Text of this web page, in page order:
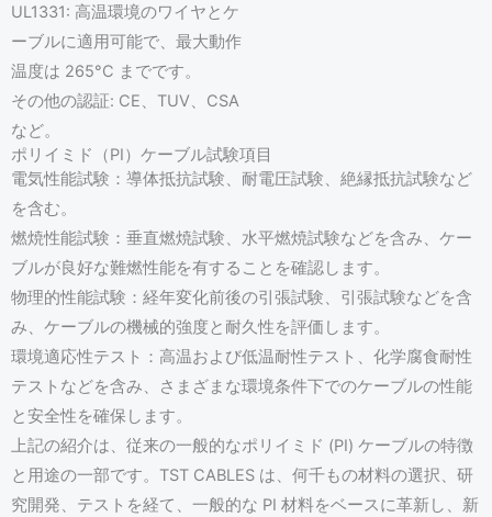
UL1331: 高温環境のワイヤとケ
ーブルに適用可能で、最大動作
温度は 265°C までです。
その他の認証: CE、TUV、CSA
など。
ポリイミド（PI）ケーブル試験項目
電気性能試験：導体抵抗試験、耐電圧試験、絶縁抵抗試験など
を含む。
燃焼性能試験：垂直燃焼試験、水平燃焼試験などを含み、ケー
ブルが良好な難燃性能を有することを確認します。
物理的性能試験：経年変化前後の引張試験、引張試験などを含
み、ケーブルの機械的強度と耐久性を評価します。
環境適応性テスト：高温および低温耐性テスト、化学腐食耐性
テストなどを含み、さまざまな環境条件下でのケーブルの性能
と安全性を確保します。
上記の紹介は、従来の一般的なポリイミド (PI) ケーブルの特徴
と用途の一部です。TST CABLES は、何千もの材料の選択、研
究開発、テストを経て、一般的な PI 材料をベースに革新し、新